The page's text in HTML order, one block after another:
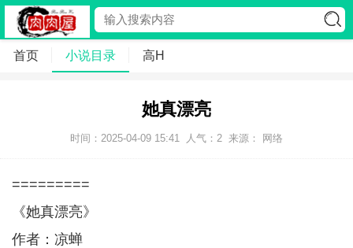
首页 小说目录 高H
她真漂亮
时间：2025-04-09 15:41 人气： 2 来源： 网络
=========
《她真漂亮》
作者：凉蝉